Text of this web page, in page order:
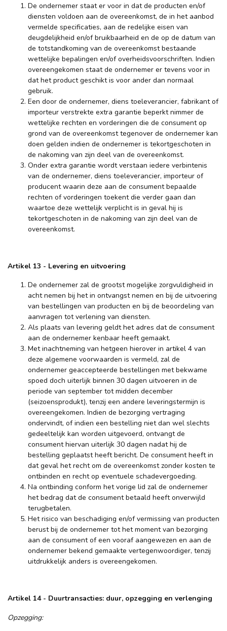
De ondernemer staat er voor in dat de producten en/of
diensten voldoen aan de overeenkomst, de in het aanbod
vermelde specificaties, aan de redelijke eisen van
deugdelijkheid en/of bruikbaarheid en de op de datum van
de totstandkoming van de overeenkomst bestaande
wettelijke bepalingen en/of overheidsvoorschriften. Indien
overeengekomen staat de ondernemer er tevens voor in
dat het product geschikt is voor ander dan normaal
gebruik.
Een door de ondernemer, diens toeleverancier, fabrikant of
importeur verstrekte extra garantie beperkt nimmer de
wettelijke rechten en vorderingen die de consument op
grond van de overeenkomst tegenover de ondernemer kan
doen gelden indien de ondernemer is tekortgeschoten in
de nakoming van zijn deel van de overeenkomst.
Onder extra garantie wordt verstaan iedere verbintenis
van de ondernemer, diens toeleverancier, importeur of
producent waarin deze aan de consument bepaalde
rechten of vorderingen toekent die verder gaan dan
waartoe deze wettelijk verplicht is in geval hij is
tekortgeschoten in de nakoming van zijn deel van de
overeenkomst.
Artikel 13 - Levering en uitvoering
De ondernemer zal de grootst mogelijke zorgvuldigheid in
acht nemen bij het in ontvangst nemen en bij de uitvoering
van bestellingen van producten en bij de beoordeling van
aanvragen tot verlening van diensten.
Als plaats van levering geldt het adres dat de consument
aan de ondernemer kenbaar heeft gemaakt.
Met inachtneming van hetgeen hierover in artikel 4 van
deze algemene voorwaarden is vermeld, zal de
ondernemer geaccepteerde bestellingen met bekwame
spoed doch uiterlijk binnen 30 dagen uitvoeren in de
periode van september tot midden december
(seizoensprodukt), tenzij een andere leveringstermijn is
overeengekomen. Indien de bezorging vertraging
ondervindt, of indien een bestelling niet dan wel slechts
gedeeltelijk kan worden uitgevoerd, ontvangt de
consument hiervan uiterlijk 30 dagen nadat hij de
bestelling geplaatst heeft bericht. De consument heeft in
dat geval het recht om de overeenkomst zonder kosten te
ontbinden en recht op eventuele schadevergoeding.
Na ontbinding conform het vorige lid zal de ondernemer
het bedrag dat de consument betaald heeft onverwijld
terugbetalen.
Het risico van beschadiging en/of vermissing van producten
berust bij de ondernemer tot het moment van bezorging
aan de consument of een vooraf aangewezen en aan de
ondernemer bekend gemaakte vertegenwoordiger, tenzij
uitdrukkelijk anders is overeengekomen.
Artikel 14 - Duurtransacties: duur, opzegging en verlenging
Opzegging: